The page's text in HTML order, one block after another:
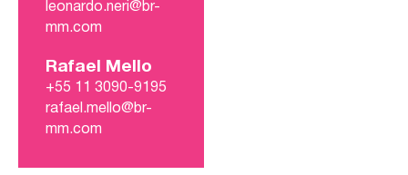
leonardo.neri@br-
mm.com
Rafael Mello
+55 11 3090-9195
rafael.mello@br-
mm.com